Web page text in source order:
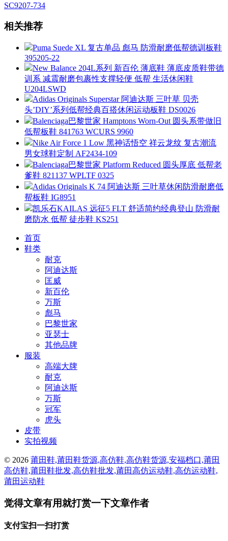
SC9207-734
相关推荐
Puma Suede XL 复古单品 彪马 防滑耐磨低帮德训板鞋
395205-22
New Balance 204L系列 新百伦 薄底鞋 薄底皮质鞋带德
训系 减震耐磨包裹性支撑轻便 低帮 生活休闲鞋
U204LSWD
Adidas Originals Superstar 阿迪达斯 三叶草 贝壳
头’DIY’系列低帮经典百搭休闲运动板鞋 DS0026
Balenciaga巴黎世家 Hamptons Worn-Out 圆头系带做旧
低帮板鞋 841763 WCURS 9960
Nike Air Force 1 Low 黑神话悟空 祥云龙纹 复古潮流
男女球鞋定制 AF2434-109
Balenciaga巴黎世家 Platform Reduced 圆头厚底 低帮老
爹鞋 821137 WPLTF 0325
Adidas Originals K 74 阿迪达斯 三叶草休闲防滑耐磨低
帮板鞋 IG8951
凯乐石KAILAS 远征5 FLT 舒适简约经典登山 防滑耐
磨防水 低帮 徒步鞋 KS251
首页
鞋类
耐克
阿迪达斯
匡威
新百伦
万斯
彪马
巴黎世家
亚瑟士
其他品牌
服装
高端大牌
耐克
阿迪达斯
万斯
冠军
虎头
皮带
实拍视频
© 2026 莆田鞋,莆田鞋货源,高仿鞋,高仿鞋货源,安福档口,莆田
高仿鞋,莆田鞋批发,高仿鞋批发,莆田高仿运动鞋,高仿运动鞋,
莆田运动鞋
觉得文章有用就打赏一下文章作者
支付宝扫一扫打赏